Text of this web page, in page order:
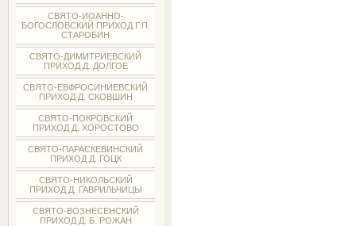
СВЯТО-ИОАННО-
БОГОСЛОВСКИЙ ПРИХОД Г.П.
СТАРОБИН
СВЯТО-ДИМИТРИЕВСКИЙ
ПРИХОД Д. ДОЛГОЕ
СВЯТО-ЕВФРОСИНИЕВСКИЙ
ПРИХОД Д. СКОВШИН
СВЯТО-ПОКРОВСКИЙ
ПРИХОД Д. ХОРОСТОВО
СВЯТО-ПАРАСКЕВИНСКИЙ
ПРИХОД Д. ГОЦК
СВЯТО-НИКОЛЬСКИЙ
ПРИХОД Д. ГАВРИЛЬЧИЦЫ
СВЯТО-ВОЗНЕСЕНСКИЙ
ПРИХОД Д. Б. РОЖАН